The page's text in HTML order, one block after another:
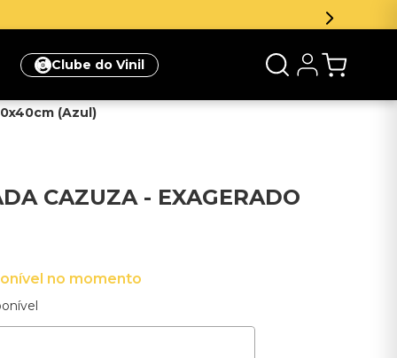
Clube do Vinil
(Azul)
CAZUZA - EXAGERADO
no momento